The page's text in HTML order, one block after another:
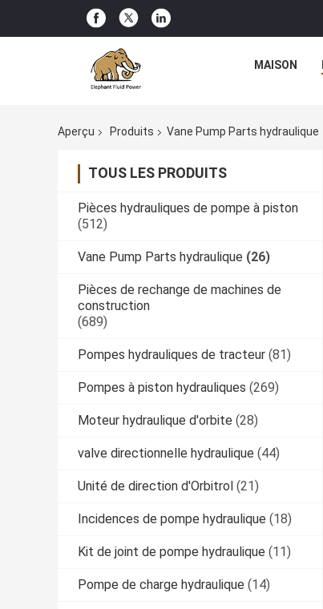
MAISON
Aperçu Produits Vane Pump Parts hydraulique
TOUS LES PRODUITS
Pièces hydrauliques de pompe à piston
(512)
Vane Pump Parts hydraulique (26)
Pièces de rechange de machines de
construction
(689)
Pompes hydrauliques de tracteur (81)
Pompes à piston hydrauliques (269)
Moteur hydraulique d'orbite (28)
valve directionnelle hydraulique (44)
Unité de direction d'Orbitrol (21)
Incidences de pompe hydraulique (18)
Kit de joint de pompe hydraulique (11)
Pompe de charge hydraulique (14)